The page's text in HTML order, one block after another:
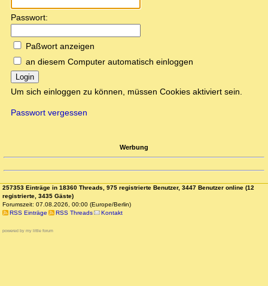
Passwort:
Paßwort anzeigen
an diesem Computer automatisch einloggen
Login
Um sich einloggen zu können, müssen Cookies aktiviert sein.
Passwort vergessen
Werbung
257353 Einträge in 18360 Threads, 975 registrierte Benutzer, 3447 Benutzer online (12
registrierte, 3435 Gäste)
Forumszeit: 07.08.2026, 00:00 (Europe/Berlin)
RSS Einträge
RSS Threads Kontakt
powered by my little forum